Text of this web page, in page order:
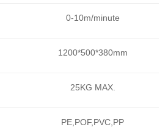
0-10m/minute
1200*500*380mm
25KG MAX.
PE,POF,PVC,PP